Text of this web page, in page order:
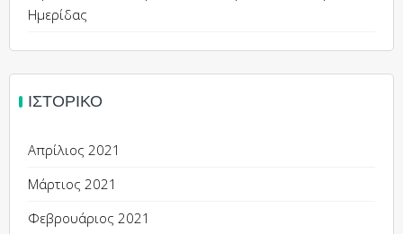
Ημερίδας
ΙΣΤΟΡΙΚΌ
Απρίλιος 2021
Μάρτιος 2021
Φεβρουάριος 2021